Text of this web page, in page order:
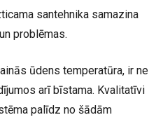
santehnika samazina
problēmas.
ūdens temperatūra, ir ne
arī bīstama. Kvalitatīvi
palīdz no šādām